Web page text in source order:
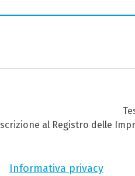
Iscrizione al Registro delle
Informativa privacy